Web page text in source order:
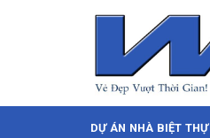
DỰ ÁN NHÀ BIỆT THỰ